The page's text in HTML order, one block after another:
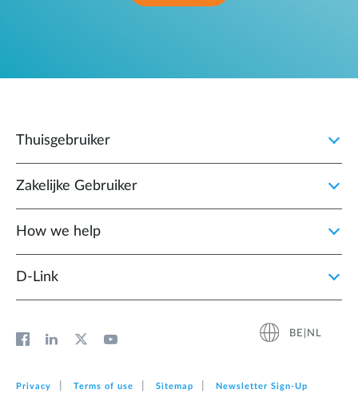
Thuisgebruiker
Zakelijke Gebruiker
How we help
D‑Link
BE|NL
Privacy Terms of use Sitemap Newsletter Sign‑Up